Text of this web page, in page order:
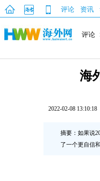
评论 资讯
评论
海
2022-02-08 13:10:18
摘要：如果说
了一个更自信